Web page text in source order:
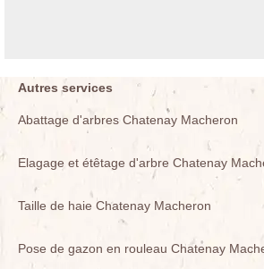
Autres services
Abattage d'arbres Chatenay Macheron
Elagage et étêtage d'arbre Chatenay
Taille de haie Chatenay Macheron
Pose de gazon en rouleau Chatenay